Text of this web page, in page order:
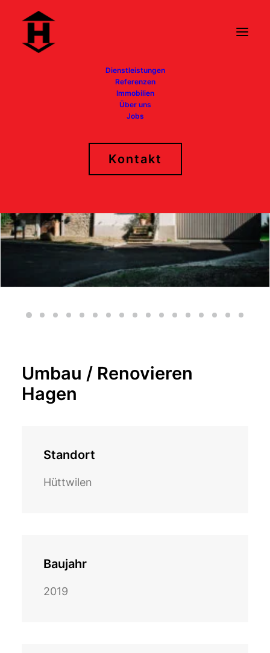
Dienstleistungen
Referenzen
Immobilien
Über uns
Jobs
Kontakt
Umbau / Renovieren
Hagen
Standort
Hüttwilen
Baujahr
2019